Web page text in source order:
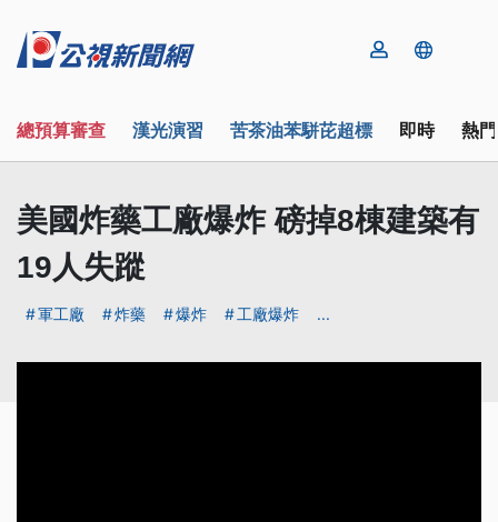
總預算審查 漢光演習 苦茶油苯駢芘超標 即時 熱
美國炸藥工廠爆炸 磅掉8棟建築有
19人失蹤
軍工廠 炸藥 爆炸 工廠爆炸 ...